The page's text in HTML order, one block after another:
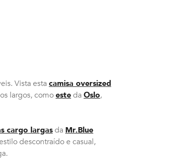
Vista esta camisa oversized
largos, comoesteda Oslo,
cargo largasda Mr.Blue
descontraído e casual,